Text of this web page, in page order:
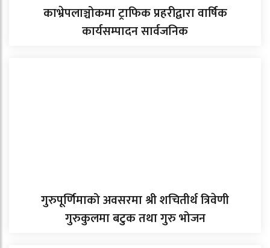
काभ्रेपलाञ्चोकमा ट्राफिक प्रहरीद्वारा वार्षिक
कार्यसम्पादन सार्वजनिक
गुरुपूर्णिमाको अवसरमा श्री शचितीर्थ त्रिवेणी
गुरुकुलमा बटुक तथा गुरु भोजन